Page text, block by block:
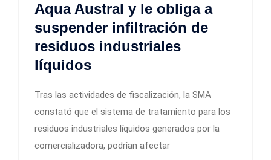
Aqua Austral y le obliga a
suspender infiltración de
residuos industriales
líquidos
Tras las actividades de fiscalización, la SMA
constató que el sistema de tratamiento para los
residuos industriales líquidos generados por la
comercializadora, podrían afectar